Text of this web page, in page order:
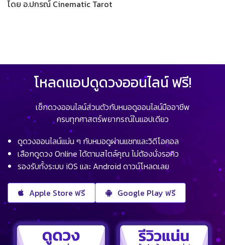
โดย อ.ปกรณ์ Cinematic Tarot
โหลดแอปดูดวงออนไลน์ ฟรี!
เช็กดวงออนไลน์ส่วนตัวกับหมอดูออนไลน์มืออาชีพ
ครบทุกศาสตร์พยากรณ์ในแอปเดียว
ดูดวงออนไลน์แม่น ๆ กับหมอดูผ่านแชทและวิดีโอคอล
เลือกดูดวง Online ได้ตามสไตล์คุณ ไม่ต้องนั่งรอคิว
รองรับทั้งระบบ iOS และ Android ดาวน์โหลดเลย
Apple Store ฟรี Google Play ฟรี